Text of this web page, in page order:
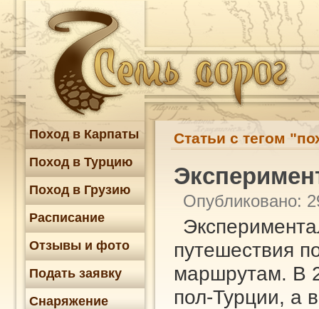
Статьи с тегом
Опубликовано:
путешествия
маршрутам. В
пол-Турции, а
Поход в Карпаты
Поход в Турцию
Поход в Грузию
Расписание
Отзывы и фото
Подать заявку
Снаряжение